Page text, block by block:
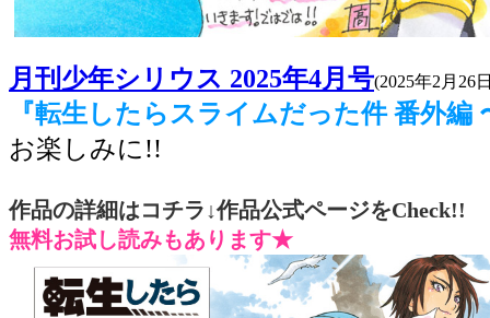
月刊少年シリウス 2025年4月号(2025年2月26
『転生したらスライムだった件 番外編
お楽しみに!!
作品の詳細はコチラ↓作品公式ページをCheck!!
無料お試し読みもあります★